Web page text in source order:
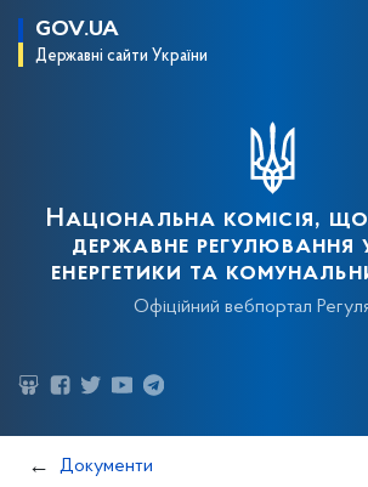
GOV.UA
Державні сайти України
Національна комісія,
державне регулювання
енергетики та
Офіційний вебпортал
Документи